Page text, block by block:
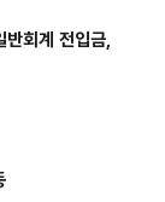
반회계 전입금,